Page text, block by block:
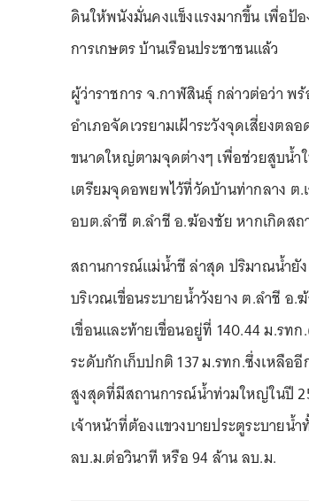
ดินให้พนังมั่นคงแข็งแรงมากขึ้น เพื่อป้
การเกษตร บ้านเรือนประชาชนแล้ว
ผู้ว่าราชการ จ.กาฬสินธุ์ กล่าวต่อว่า พ
อำเภอจัดเวรยามเฝ้าระวังจุดเสี่ยงต
ขนาดใหญ่ตามจุดต่างๆ เพื่อช่วยสูบน้
เตรียมจุดอพยพไว้ที่วัดบ้านท่ากลาง ต
อบต.ลำชี ต.ลำชี อ.ฆ้องชัย หากเกิดส
สถานการณ์แม่น้ำชี ล่าสุด ปริมาณน้ำยั
บริเวณเขื่อนระบายน้ำวังยาง ต.ลำชี
เขื่อนและท้ายเขื่อนอยู่ที่ 140.44 ม.รท
ระดับกักเก็บปกติ 137 ม.รทก.ซึ่งเหลือ
สูงสุดที่มีสถานการณ์น้ำท่วมใหญ่ในปี
เจ้าหน้าที่ต้องแขวงบายประตูระบายน้
ลบ.ม.ต่อวินาที หรือ 94 ล้าน ลบ.ม.